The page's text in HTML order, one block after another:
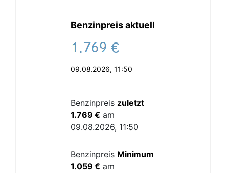
Benzinpreis aktuell
. €
09.08.2026, 11:50
Benzinpreis zuletzt
1.769 € am
09.08.2026, 11:50
Benzinpreis Minimum
1.059 € am